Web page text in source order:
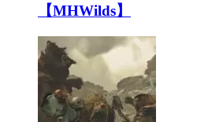
【MHWilds】